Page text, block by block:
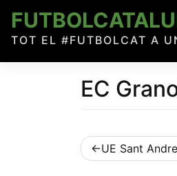
content
TOT EL #FUTBOLCAT A
EC
UE Sant